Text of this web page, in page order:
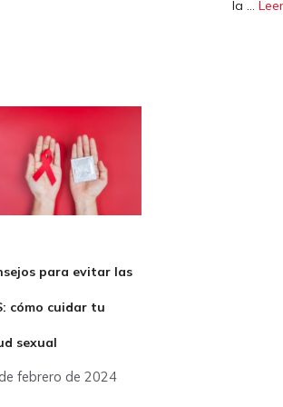
la …
para evitar las
cómo cuidar tu
sexual
febrero de 2024